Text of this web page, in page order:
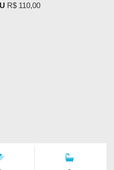
R$ 110,00